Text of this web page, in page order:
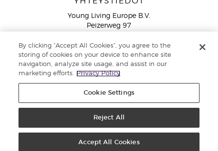
Young Living Europe B.V.
Peizerweg 97
Netherlands
Ilmainen yhteydenotto lankanumeroista Suomesta
913 239
Email: asiakaspalvelu@youngliving.com
pidätetään. |Yksityisyydensuoja
By clicking “Accept All Cookies”, you agree to the
storing of cookies on your device to enhance site
navigation, analyze site usage, and assist in our
marketing efforts.
Privacy Policy
Cookie Settings
Reject All
Accept All Cookies